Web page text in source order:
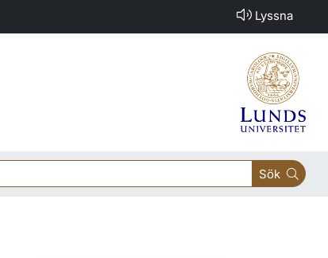
Lyssna
Sök